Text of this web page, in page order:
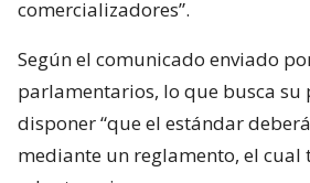
comercializadores”.
Según el comunicado enviado
parlamentarios, lo que busca su
disponer “que el estándar
mediante un reglamento, el cual